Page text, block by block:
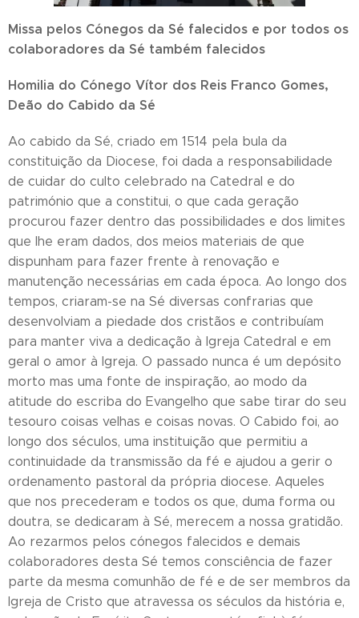
Missa pelos Cónegos da Sé falecidos e por todos os
colaboradores da Sé também falecidos
Homilia do Cónego Vítor dos Reis Franco Gomes,
Deão do Cabido da Sé
Ao cabido da Sé, criado em 1514 pela bula da
constituição da Diocese, foi dada a responsabilidade
de cuidar do culto celebrado na Catedral e do
património que a constitui, o que cada geração
procurou fazer dentro das possibilidades e dos limites
que lhe eram dados, dos meios materiais de que
dispunham para fazer frente à renovação e
manutenção necessárias em cada época. Ao longo dos
tempos, criaram-se na Sé diversas confrarias que
desenvolviam a piedade dos cristãos e contribuíam
para manter viva a dedicação à Igreja Catedral e em
geral o amor à Igreja. O passado nunca é um depósito
morto mas uma fonte de inspiração, ao modo da
atitude do escriba do Evangelho que sabe tirar do seu
tesouro coisas velhas e coisas novas. O Cabido foi, ao
longo dos séculos, uma instituição que permitiu a
continuidade da transmissão da fé e ajudou a gerir o
ordenamento pastoral da própria diocese. Aqueles
que nos precederam e todos os que, duma forma ou
doutra, se dedicaram à Sé, merecem a nossa gratidão.
Ao rezarmos pelos cónegos falecidos e demais
colaboradores desta Sé temos consciência de fazer
parte da mesma comunhão de fé e de ser membros da
Igreja de Cristo que atravessa os séculos da história e,